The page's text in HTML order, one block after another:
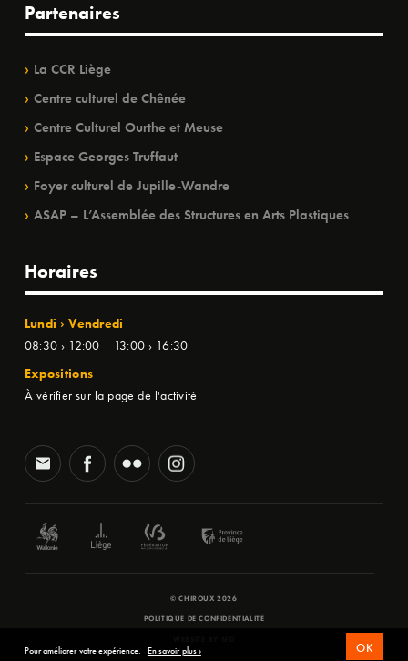
Partenaires
La CCR Liège
Centre culturel de Chênée
Centre Culturel Ourthe et Meuse
Espace Georges Truffaut
Foyer culturel de Jupille-Wandre
ASAP – L’Assemblée des Structures en Arts Plastiques
Horaires
Lundi › Vendredi
08:30 › 12:00 | 13:00 › 16:30
Expositions
À vérifier sur la page de l'activité
© CHIROUX 2026
POLITIQUE DE CONFIDENTIALITÉ
Pour améliorer votre expérience. En savoir plus › OK